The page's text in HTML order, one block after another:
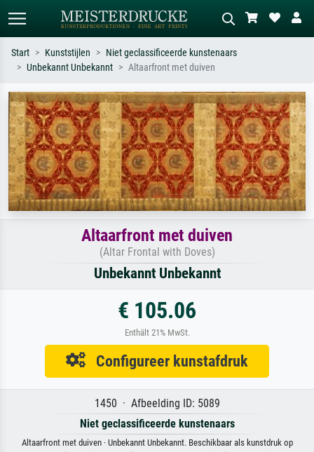
Zoek op kunstenaar, titel of stijl – bijv.
Monet, Sterrennacht, impressionisme,
Hokusai-golf, naakt.
Beschrijf de scène – bijv. groene
weide, abstract met veel rood, donker
olieverfschilderij, staand naakt naast
een boom.
Start Kunststijlen
Niet geclassificeerde kunstenaars
Unbekannt Unbekannt
Altaarfront met duiven
Altaarfront met duiven
(Altar Frontal with Doves)
Unbekannt Unbekannt
€ 105.06
Enthält 21% MwSt.
Configureer kunstafdruk
1450 · Afbeelding ID: 5089
Niet geclassificeerde kunstenaars
Altaarfront met duiven · Unbekannt Unbekannt. Beschikbaar als kunstdruk op